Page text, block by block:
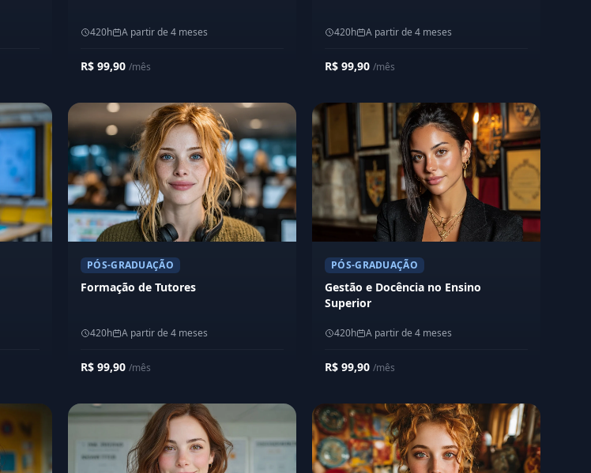
420h A partir de 4 meses
R$ 99,90 /mês
420h A partir de 4 meses
R$ 99,90 /mês
PÓS-GRADUAÇÃO
Formação de Tutores
420h A partir de 4 meses
R$ 99,90 /mês
PÓS-GRADUAÇÃO
Gestão e Docência no Ensino
Superior
420h A partir de 4 meses
R$ 99,90 /mês